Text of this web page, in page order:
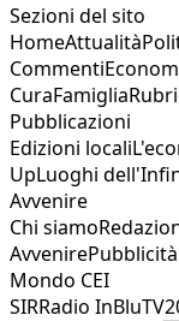
Sezioni del sito
HomeAttualità
Commenti
CuraFamiglia
Pubblicazioni
Edizioni locali
UpLuoghi
Avvenire
Chi siamo
AvvenirePubblicità
Mondo CEI
SIRRadio InBlu